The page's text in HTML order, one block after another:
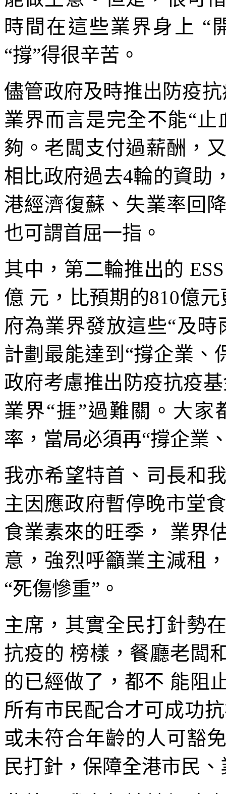
時間在這些業界身上 “
“撐”得很辛苦。
儘管政府及時推出防疫
業界而言是完全不能“止
夠。老闆支付過薪酬，
相比政府過去4輪的資助
港經濟復蘇、失業率回
也可謂首屈一指。
其中，第二輪推出的
億 元，比預期的810億
府為業界發放這些“及時
計劃最能達到“撐企業、
政府考慮推出防疫抗疫
業界“捱”過難關。大
率，當局必須再“撐企業
我亦希望特首、司長和
主因應政府暫停晚市堂
食業素來的旺季， 業界
意，強烈呼籲業主減租
“死傷慘重”。
主席，其實全民打針勢
抗疫的 榜樣，餐廳老闆
的已經做了，都不 能阻
所有市民配合才可成功
或未符合年齡的人可豁
民打針，保障全港市民